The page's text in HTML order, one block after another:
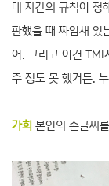
데 자간의 규칙이 정
판했을 때 짜임새 있
어. 그리고 이건 TMI
주 정도 못 했거든.
가희 본인의 손글씨